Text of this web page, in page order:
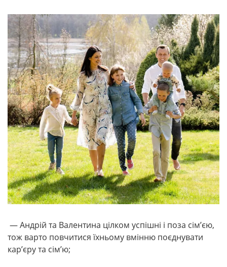
— Андрій та Валентина цілком успішні і поза сім’єю,
тож варто повчитися їхньому вмінню поєднувати
кар’єру та сім’ю;